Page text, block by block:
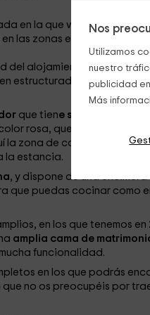
Nos
Utilizamos
nuestro
publicidad
Más
en la que vas a poder
las zonas exteriores, que
del alojamiento, espara un
estructuradas de la
que tiene salida directa al
rosa, que miran hacia el
la zona de comedor, con una
la estancia.
, y dispone de una
que puedas cocinar como
en los que tenemos en
amplia cama de
funcionalidad.
en los que podrás
que no os preocupéis por